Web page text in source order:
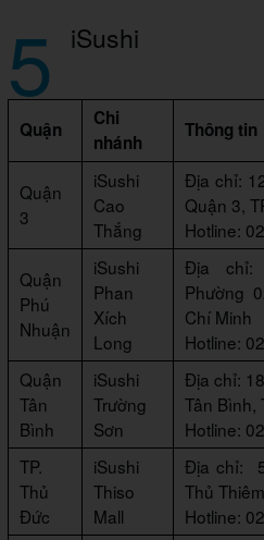
5 iSushi
Quận
Chi
nhánh
Thông tin
Quận
3
iSushi
Cao
Thắng
Địa chỉ:
Quận 3,
Hotline:
Quận
Phú
Nhuận
iSushi
Phan
Xích
Long
Địa chỉ:
Phường
Chí Minh
Hotline:
Quận
Tân
Bình
iSushi
Trường
Sơn
Địa chỉ:
Tân Bình,
Hotline:
TP.
Thủ
Đức
iSushi
Thiso
Mall
Địa chỉ:
Thủ
Hotline: